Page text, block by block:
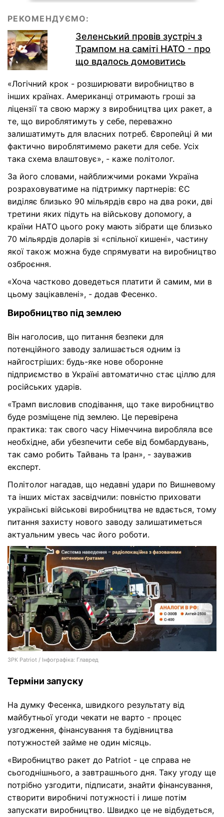
РЕКОМЕНДУЄМО:
Зеленський провів зустріч з
Трампом на саміті НАТО - про
що вдалось домовитись
«Логічний крок - розширювати виробництво в
інших країнах. Американці отримають гроші за
ліцензії та свою маржу з виробництва цих ракет, а
те, що вироблятимуть у себе, переважно
залишатимуть для власних потреб. Європейці й ми
фактично вироблятимемо ракети для себе. Усіх
така схема влаштовує», - каже політолог.
За його словами, найближчими роками Україна
розраховуватиме на підтримку партнерів: ЄС
виділяє близько 90 мільярдів євро на два роки, дві
третини яких підуть на військову допомогу, а
країни НАТО цього року мають зібрати ще близько
70 мільярдів доларів зі «спільної кишені», частину
якої також можна буде спрямувати на виробництво
озброєння.
«Хоча частково доведеться платити й самим, ми в
цьому зацікавлені», - додав Фесенко.
Виробництво під землею
Він наголосив, що питання безпеки для
потенційного заводу залишається одним із
найгостріших: будь-яке нове оборонне
підприємство в Україні автоматично стає ціллю для
російських ударів.
«Трамп висловив сподівання, що таке виробництво
буде розміщене під землею. Це перевірена
практика: так свого часу Німеччина виробляла все
необхідне, аби убезпечити себе від бомбардувань,
так само робить Тайвань та Іран», - зауважив
експерт.
Політолог нагадав, що недавні удари по Вишневому
та інших містах засвідчили: повністю приховати
українські військові виробництва не вдається, тому
питання захисту нового заводу залишатиметься
актуальним увесь час його роботи.
ЗРК Patriot / Інфографіка: Главред
Терміни запуску
На думку Фесенка, швидкого результату від
майбутньої угоди чекати не варто - процес
узгодження, фінансування та будівництва
потужностей займе не один місяць.
«Виробництво ракет до Patriot - це справа не
сьогоднішнього, а завтрашнього дня. Таку угоду ще
потрібно узгодити, підписати, знайти фінансування,
створити виробничі потужності і лише потім
запускати виробництво. Швидко це не відбудеться,